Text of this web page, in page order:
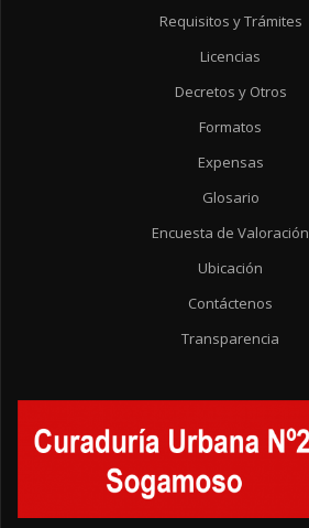
Requisitos y Trámites
Licencias
Decretos y Otros
Formatos
Expensas
Glosario
Encuesta de Valoración
Ubicación
Contáctenos
Transparencia